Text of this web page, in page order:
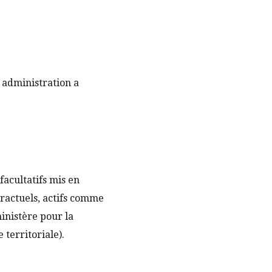
administration a
mis en
actifs comme
pour la
territoriale).